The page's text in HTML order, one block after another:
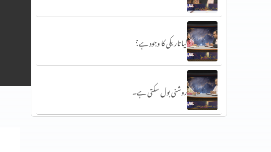
کیا تاریکی کا وجود ہے؟
روشنی بول سکتی ہے۔